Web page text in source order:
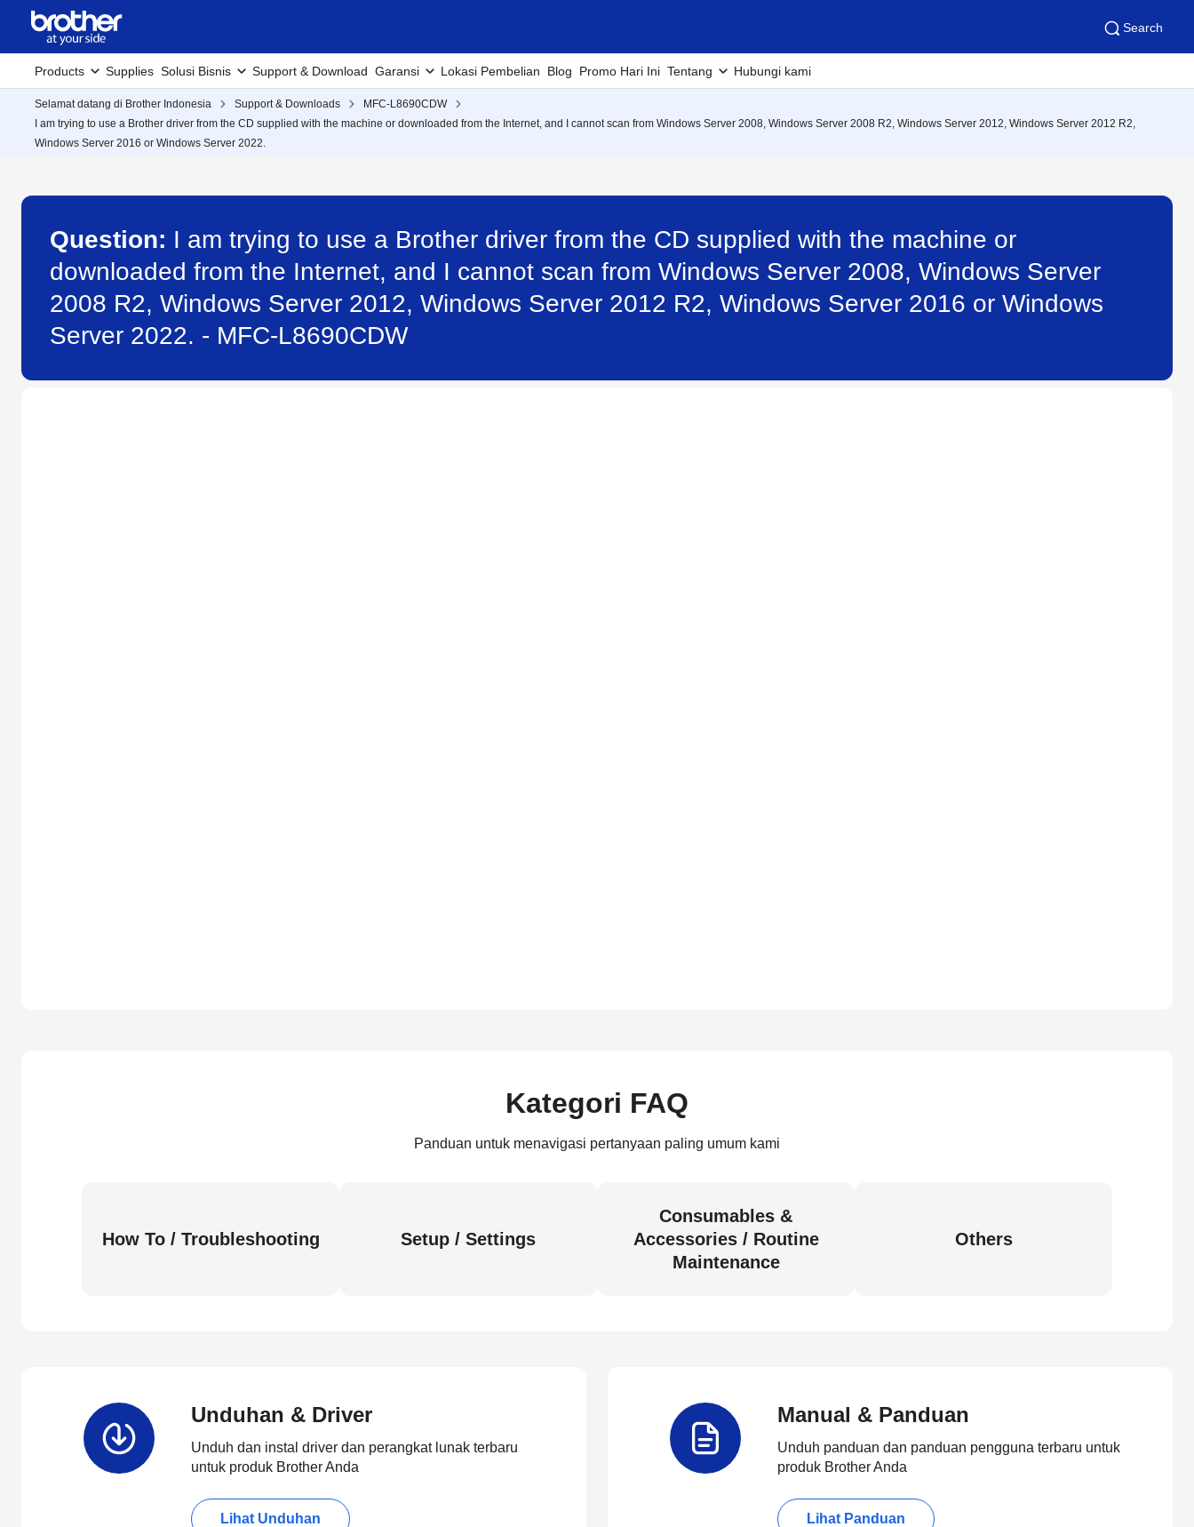
Search
Products Supplies Solusi Bisnis Support & Download Garansi Lokasi Pembelian Blog Promo Hari Ini Tentang Hubungi kami
Selamat datang di Brother Indonesia Support & Downloads
MFC-L8690CDW
I am trying to use a Brother driver from the CD supplied with the machine or downloaded from the Internet, and I cannot scan from Windows Server 2008, Windows Server 2008 R2, Windows Server 2012, Windows Server 2012 R2,
Windows Server 2016 or Windows Server 2022.
Question: I am trying to use a Brother driver from the CD supplied with the machine or
downloaded from the Internet, and I cannot scan from Windows Server 2008, Windows Server
2008 R2, Windows Server 2012, Windows Server 2012 R2, Windows Server 2016 or Windows
Server 2022. - MFC-L8690CDW
Kategori FAQ
Panduan untuk menavigasi pertanyaan paling umum kami
How To / Troubleshooting Setup / Settings
Consumables &
Accessories / Routine
Maintenance
Others
Unduhan & Driver
Unduh dan instal driver dan perangkat lunak terbaru
untuk produk Brother Anda
Lihat Unduhan
Manual & Panduan
Unduh panduan dan panduan pengguna terbaru untuk
produk Brother Anda
Lihat Panduan